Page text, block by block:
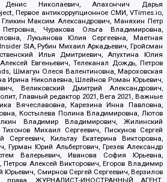
Денис Николаевич, Апахончич Дарья
Первое антикоррупционное СМИ, VTimes.io,
Максим Александрович, Маняхин Петр
Чуракова Ольга Владимировна,
Лукьянова Юлия Сергеевна, Маетная
SIA, Рубин Михаил Аркадьевич, Гройсман
Илья Дмитриевич, Апухтина Юлия
Евгеньевич, Телеканал Дождь, Петров
Шмагун Олеся Валентиновна, Мароховская
Ирина Николаевна, Шлейнов Роман Юрьевич,
Великовский Дмитрий Александрович,
Главный редактор 2021, Вега 2021, Важные
Вячеславовна, Карезина Инна Павловна,
Костылева Полина Владимировна, Лютов
Владимир Владимирович, Жилинский
Михаил Сергеевич, Пискунов Сергей
Сергеевич, Кильтау Екатерина Викторовна,
Гурман Юрий Альбертович, Грезев Александр
Валерьевич, Иванова София Юрьевна,
Алексей Викторович, Егоров Владимир
Юрьевич, Смирнов Сергей Сергеевич, Верзилов